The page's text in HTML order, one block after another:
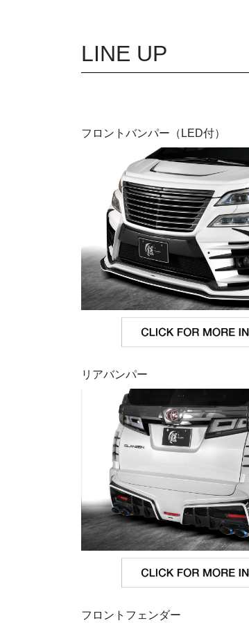
LINE UP
フロントバンパー（LED付）
リアバンパー
フロントフェンダー